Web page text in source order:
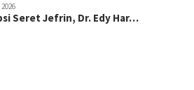
Seret Jefrin, Dr. Edy Har…